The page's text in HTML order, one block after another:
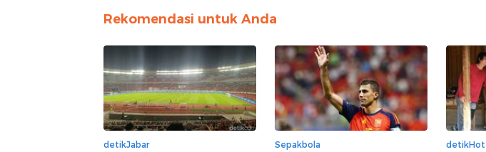
Rekomendasi untuk Anda
detikJabar Sepakbola detikHot